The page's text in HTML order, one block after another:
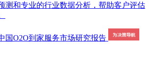
测和专业的行业数据分析，帮助客户评估